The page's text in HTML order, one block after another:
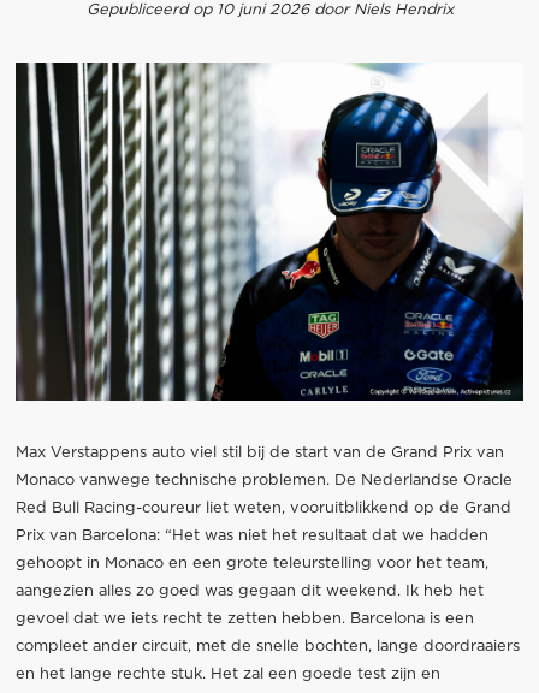
Gepubliceerd op 10 juni 2026 door Niels Hendrix
Max Verstappens auto viel stil bij de start van de Grand Prix van
Monaco vanwege technische problemen. De Nederlandse Oracle
Red Bull Racing-coureur liet weten, vooruitblikkend op de Grand
Prix van Barcelona: “Het was niet het resultaat dat we hadden
gehoopt in Monaco en een grote teleurstelling voor het team,
aangezien alles zo goed was gegaan dit weekend. Ik heb het
gevoel dat we iets recht te zetten hebben. Barcelona is een
compleet ander circuit, met de snelle bochten, lange doordraaiers
en het lange rechte stuk. Het zal een goede test zijn en